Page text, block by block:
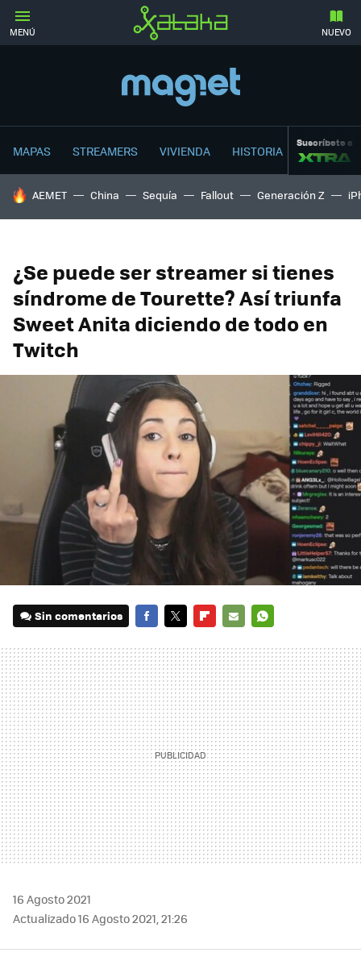
MENÚ NUEVO
MAPAS STREAMERS VIVIENDA HISTORIA Suscríbete a
HOY SE HABLA DE
AEMET China Sequía Fallout Generación Z
¿Se puede ser streamer si tienes
síndrome de Tourette? Así triunfa
Sweet Anita diciendo de todo en
Twitch
Sin comentarios
MAIL
16 Agosto 2021
Actualizado 16 Agosto 2021, 21:26